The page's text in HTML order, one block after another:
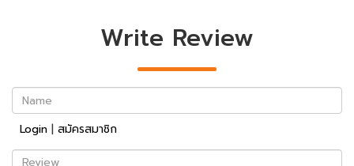
Write Review
Name
Login | สมัครสมาชิก
Review